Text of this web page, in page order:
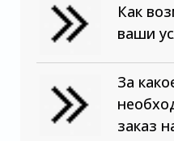
Как
ваши
За
заказ